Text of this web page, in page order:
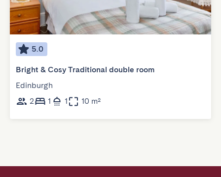
5.0
Bright & Cosy Traditional double room
Edinburgh
2
1 1 10 m²